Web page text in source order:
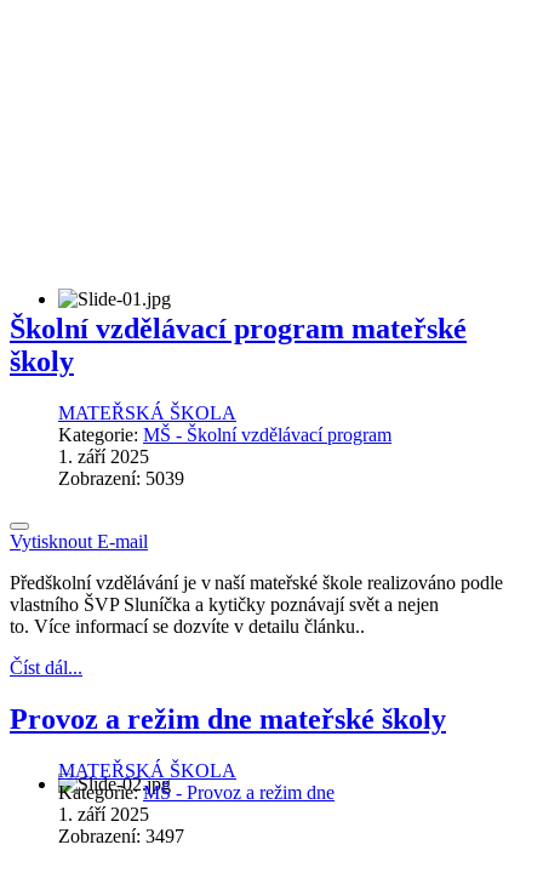
Školní vzdělávací program mateřské
školy
MATEŘSKÁ ŠKOLA
Kategorie: MŠ - Školní vzdělávací program
1. září 2025
Zobrazení: 5039
Vytisknout E-mail
Předškolní vzdělávání je v naší mateřské škole realizováno podle
vlastního ŠVP Sluníčka a kytičky poznávají svět a nejen
to. Více informací se dozvíte v detailu článku..
Číst dál...
Provoz a režim dne mateřské školy
MATEŘSKÁ ŠKOLA
Kategorie:MŠ - Provoz a režim dne
1. září 2025
Zobrazení: 3497